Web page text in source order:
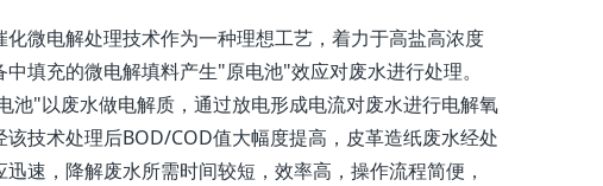
电解处理技术作为一种理想工艺，着力于高盐高浓度
填充的微电解填料产生"原电池"效应对废水进行处理。
"以废水做电解质，通过放电形成电流对废水进行电解氧
技术处理后BOD/COD值大幅度提高，皮革造纸废水经处
速，降解废水所需时间较短，效率高，操作流程简便，